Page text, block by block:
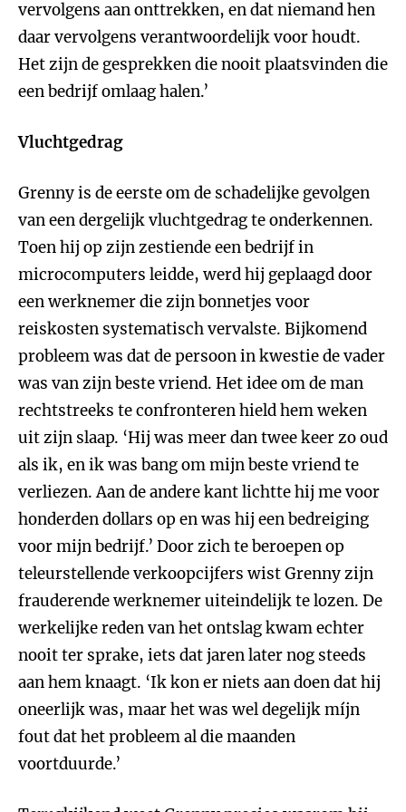
vervolgens aan onttrekken, en dat niemand hen
daar vervolgens verantwoordelijk voor houdt.
Het zijn de gesprekken die nooit plaatsvinden die
een bedrijf omlaag halen.’
Vluchtgedrag
Grenny is de eerste om de schadelijke gevolgen
van een dergelijk vluchtgedrag te onderkennen.
Toen hij op zijn zestiende een bedrijf in
microcomputers leidde, werd hij geplaagd door
een werknemer die zijn bonnetjes voor
reiskosten systematisch vervalste. Bijkomend
probleem was dat de persoon in kwestie de vader
was van zijn beste vriend. Het idee om de man
rechtstreeks te confronteren hield hem weken
uit zijn slaap. ‘Hij was meer dan twee keer zo oud
als ik, en ik was bang om mijn beste vriend te
verliezen. Aan de andere kant lichtte hij me voor
honderden dollars op en was hij een bedreiging
voor mijn bedrijf.’ Door zich te beroepen op
teleurstellende verkoopcijfers wist Grenny zijn
frauderende werknemer uiteindelijk te lozen. De
werkelijke reden van het ontslag kwam echter
nooit ter sprake, iets dat jaren later nog steeds
aan hem knaagt. ‘Ik kon er niets aan doen dat hij
oneerlijk was, maar het was wel degelijk míjn
fout dat het probleem al die maanden
voortduurde.’